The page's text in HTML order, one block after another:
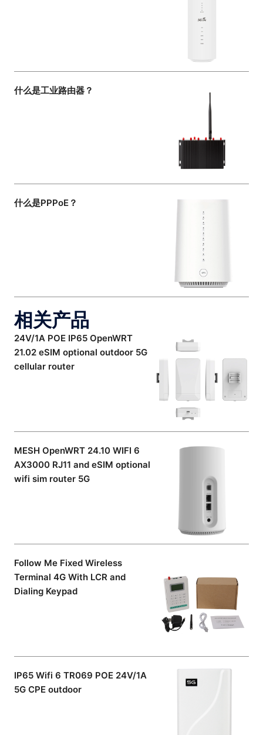
什么是工业路由器？
什么是PPPoE？
相关产品
24V/1A POE IP65 OpenWRT
21.02 eSIM optional outdoor 5G
cellular router
MESH OpenWRT 24.10 WIFI 6
AX3000 RJ11 and eSIM optional
wifi sim router 5G
Follow Me Fixed Wireless
Terminal 4G With LCR and
Dialing Keypad
IP65 Wifi 6 TR069 POE 24V/1A
5G CPE outdoor